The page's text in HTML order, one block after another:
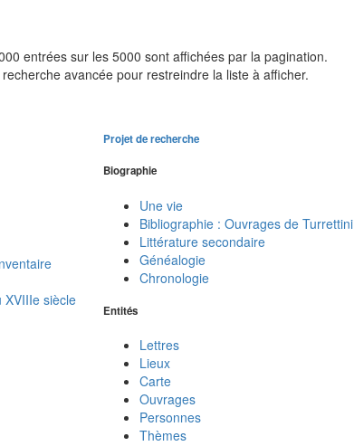
entrées sur les 5000 sont affichées par la pagination.
avancée pour restreindre la liste à afficher.
XVIIIe siècle
Projet de recherche
Biographie
Une vie
Bibliographie : Ouvrages de Turrettini
Littérature secondaire
Généalogie
Chronologie
Entités
Lettres
Lieux
Carte
Ouvrages
Personnes
Thèmes